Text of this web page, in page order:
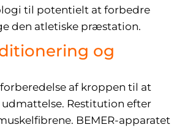
til potentielt at forbedre
den atletiske præstation.
og
af kroppen til at
Restitution efter
BEMER-apparatet